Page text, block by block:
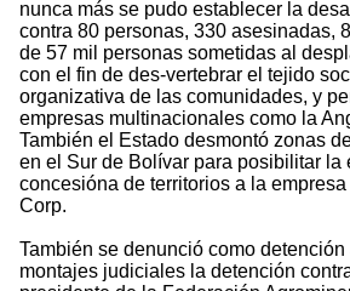
nunca más se pudo establecer la
contra 80 personas, 330 asesinadas,
de 57 mil personas sometidas al
con el fin de des-vertebrar el tejido
organizativa de las comunidades, y
empresas multinacionales como la
También el Estado desmontó zonas
en el Sur de Bolívar para posibilitar la
concesióna de territorios a la
Corp.
También se denunció como detención
montajes judiciales la detención